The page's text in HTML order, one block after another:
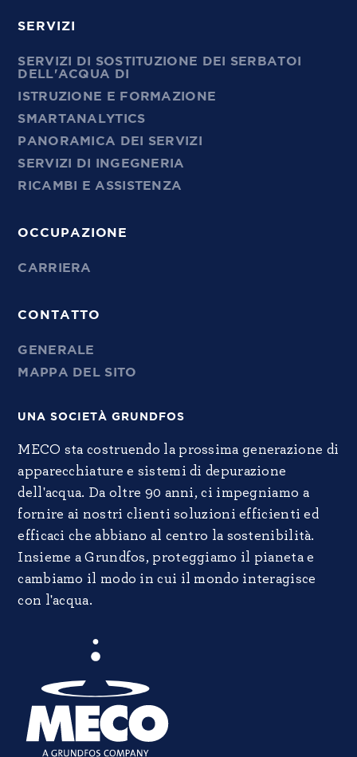
SERVIZI
SERVIZI DI SOSTITUZIONE DEI SERBATOI
DELL'ACQUA DI
ISTRUZIONE E FORMAZIONE
SMARTANALYTICS
PANORAMICA DEI SERVIZI
SERVIZI DI INGEGNERIA
RICAMBI E ASSISTENZA
OCCUPAZIONE
CARRIERA
CONTATTO
GENERALE
MAPPA DEL SITO
UNA SOCIETÀ GRUNDFOS
MECO sta costruendo la prossima generazione di
apparecchiature e sistemi di depurazione
dell'acqua. Da oltre 90 anni, ci impegniamo a
fornire ai nostri clienti soluzioni efficienti ed
efficaci che abbiano al centro la sostenibilità.
Insieme a Grundfos, proteggiamo il pianeta e
cambiamo il modo in cui il mondo interagisce
con l'acqua.